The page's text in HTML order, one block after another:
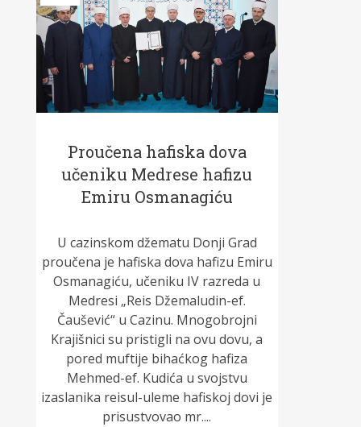
Proučena hafiska dova
učeniku Medrese hafizu
Emiru Osmanagiću
U cazinskom džematu Donji Grad
proučena je hafiska dova hafizu Emiru
Osmanagiću, učeniku IV razreda u
Medresi „Reis Džemaludin-ef.
Čaušević“ u Cazinu. Mnogobrojni
Krajišnici su pristigli na ovu dovu, a
pored muftije bihaćkog hafiza
Mehmed-ef. Kudića u svojstvu
izaslanika reisul-uleme hafiskoj dovi je
prisustvovao mr....